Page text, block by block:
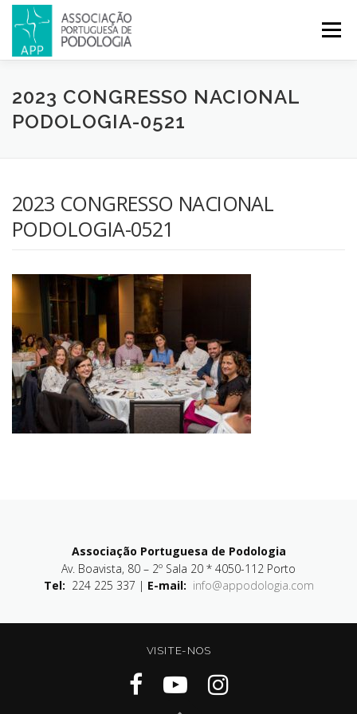
Menu
APP PODOLOGIA LICENCIATURA EM PODOLOGIA
CONGRESSOS REVISTA CONTACTOS
2023 CONGRESSO NACIONAL
PODOLOGIA-0521
2023 CONGRESSO NACIONAL
PODOLOGIA-0521
Associação Portuguesa de Podologia
Av. Boavista, 80 – 2º Sala 20 * 4050-112 Porto
Tel: 224 225 337 | E-mail: info@appodologia.com
VISITE-NOS